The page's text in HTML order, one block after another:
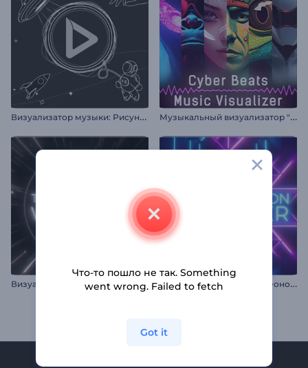
В
изуализатор музыки: Рисунки космоса М
узыкальный визуализатор "Кибер Биты"
В
изуализатор музыки: Пульсирующий бит В
изуализатор музыки: Неоновый свет
Что-то пошло не так. Something
went wrong. Failed to fetch
Got it